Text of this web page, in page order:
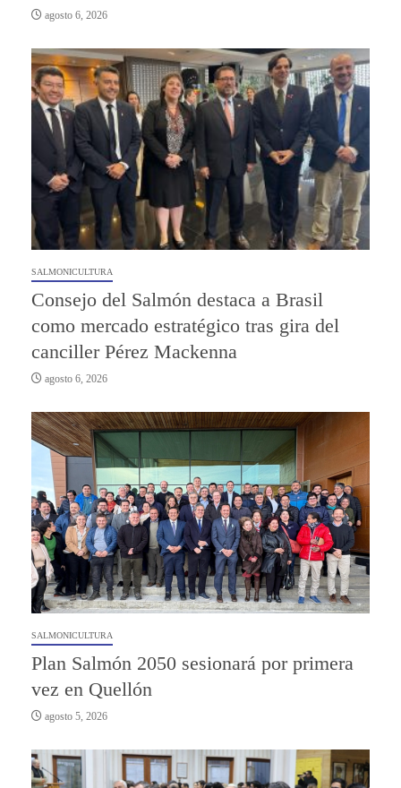
agosto 6, 2026
SALMONICULTURA
Consejo del Salmón destaca a Brasil
como mercado estratégico tras gira del
canciller Pérez Mackenna
agosto 6, 2026
SALMONICULTURA
Plan Salmón 2050 sesionará por primera
vez en Quellón
agosto 5, 2026